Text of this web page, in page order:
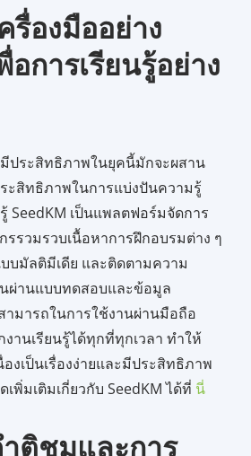
รื่องมืออย่าง
อการเรียนรู้อย่าง
ประสิทธิภาพในยุคนี้มักจะผสาน
ะสิทธิภาพในการแบ่งปันความรู้
SeedKM เป็นแพลตฟอร์มจัดการ
รวมรวบเนื้อหาการฝึกอบรมต่าง ๆ
บมัลติมีเดีย และติดตามความ
ผ่านแบบทดสอบและข้อมูล
ามารถในการใช้งานผ่านมือถือ
านเรียนรู้ได้ทุกที่ทุกเวลา ทำให้
องเป็นเรื่องง่ายและมีประสิทธิภาพ
พิ่มเติมเกี่ยวกับ SeedKM ได้ที่ นี่
ำติชมและการ